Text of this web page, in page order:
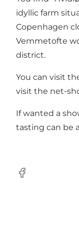
idyllic farm
Copenhagen
Vemmetofte
district.
You can visit
visit the net-
If wanted a
tasting can be
Facebook